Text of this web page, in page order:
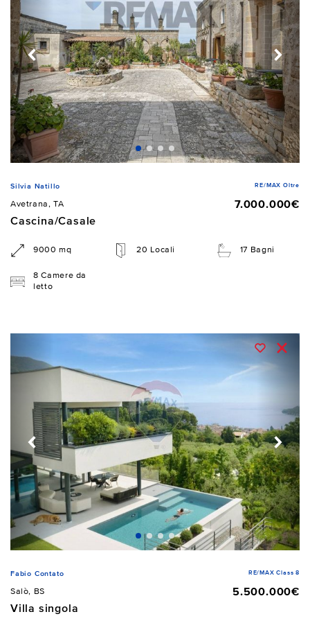
Silvia Natillo RE/MAX Oltre
Avetrana, TA
7.000.000€
Cascina/Casale
9000 mq 20 Locali 17 Bagni
8 Camere da
letto
Fabio Contato RE/MAX Class 8
Salò, BS
5.500.000€
Villa singola